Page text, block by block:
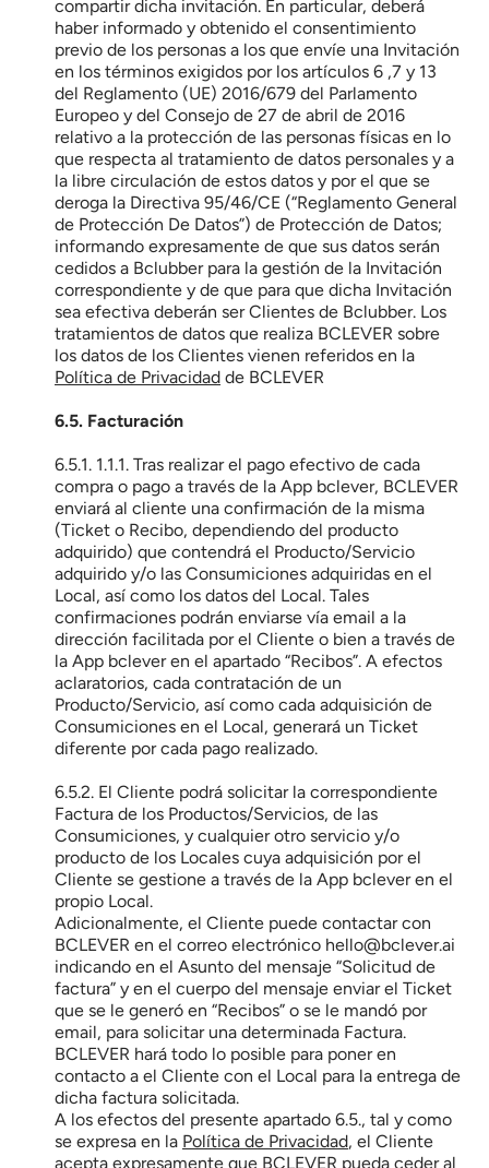
compartir dicha invitación. En particular, deberá
haber informado y obtenido el consentimiento
previo de los personas a los que envíe una Invitación
en los términos exigidos por los artículos 6 ,7 y 13
del Reglamento (UE) 2016/679 del Parlamento
Europeo y del Consejo de 27 de abril de 2016
relativo a la protección de las personas físicas en lo
que respecta al tratamiento de datos personales y a
la libre circulación de estos datos y por el que se
deroga la Directiva 95/46/CE (“Reglamento General
de Protección De Datos”) de Protección de Datos;
informando expresamente de que sus datos serán
cedidos a Bclubber para la gestión de la Invitación
correspondiente y de que para que dicha Invitación
sea efectiva deberán ser Clientes de Bclubber. Los
tratamientos de datos que realiza BCLEVER sobre
Política de Privacidad de BCLEVER
6.5. Facturación
6.5.1. 1.1.1. Tras realizar el pago efectivo de cada
compra o pago a través de la App bclever, BCLEVER
enviará al cliente una confirmación de la misma
(Ticket o Recibo, dependiendo del producto
adquirido) que contendrá el Producto/Servicio
adquirido y/o las Consumiciones adquiridas en el
Local, así como los datos del Local. Tales
confirmaciones podrán enviarse vía email a la
dirección facilitada por el Cliente o bien a través de
la App bclever en el apartado “Recibos”. A efectos
aclaratorios, cada contratación de un
Producto/Servicio, así como cada adquisición de
Consumiciones en el Local, generará un Ticket
diferente por cada pago realizado.
6.5.2. El Cliente podrá solicitar la correspondiente
Factura de los Productos/Servicios, de las
Consumiciones, y cualquier otro servicio y/o
producto de los Locales cuya adquisición por el
Cliente se gestione a través de la App bclever en el
propio Local.
Adicionalmente, el Cliente puede contactar con
BCLEVER en el correo electrónico hello@bclever.ai
indicando en el Asunto del mensaje “Solicitud de
factura” y en el cuerpo del mensaje enviar el Ticket
que se le generó en “Recibos” o se le mandó por
email, para solicitar una determinada Factura.
BCLEVER hará todo lo posible para poner en
contacto a el Cliente con el Local para la entrega de
dicha factura solicitada.
A los efectos del presente apartado 6.5., tal y como
se expresa en la Política de Privacidad, el Cliente
acepta expresamente que BCLEVER pueda ceder al